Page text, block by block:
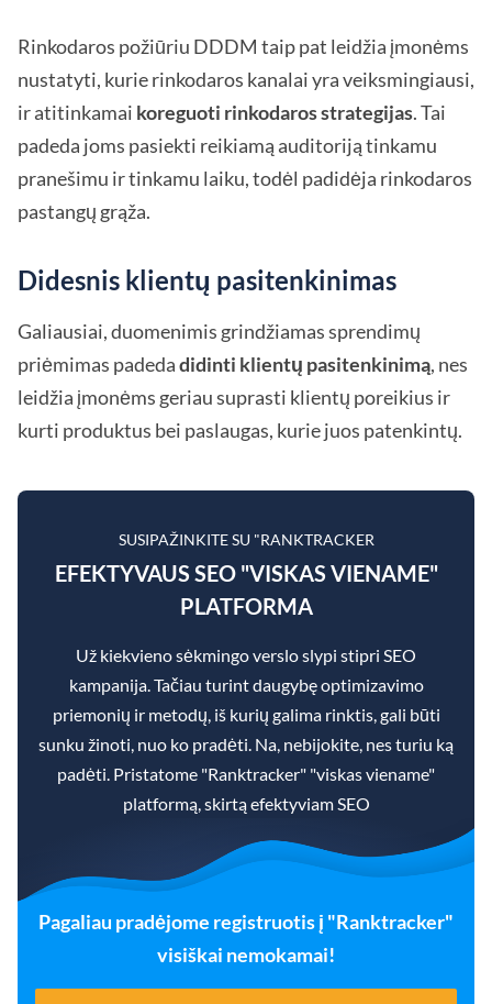
Rinkodaros požiūriu DDDM taip pat leidžia įmonėms
nustatyti, kurie rinkodaros kanalai yra veiksmingiausi,
ir atitinkamai koreguoti rinkodaros strategijas. Tai
padeda joms pasiekti reikiamą auditoriją tinkamu
pranešimu ir tinkamu laiku, todėl padidėja rinkodaros
pastangų grąža.
Didesnis klientų pasitenkinimas
Galiausiai, duomenimis grindžiamas sprendimų
priėmimas padedadidinti klientų pasitenkinimą, nes
leidžia įmonėms geriau suprasti klientų poreikius ir
kurti produktus bei paslaugas, kurie juos patenkintų.
SUSIPAŽINKITE SU "RANKTRACKER
EFEKTYVAUS SEO "VISKAS VIENAME"
PLATFORMA
Už kiekvieno sėkmingo verslo slypi stipri SEO
kampanija. Tačiau turint daugybę optimizavimo
priemonių ir metodų, iš kurių galima rinktis, gali būti
sunku žinoti, nuo ko pradėti. Na, nebijokite, nes turiu ką
padėti. Pristatome "Ranktracker" "viskas viename"
platformą, skirtą efektyviam SEO
Pagaliau pradėjome registruotis į "Ranktracker"
visiškai nemokamai!